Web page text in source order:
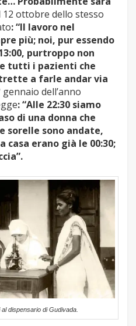
12 ottobre dello stesso
: “Il lavoro nel
più; noi, pur essendo
purtroppo non
tutti i pazienti che
a farle andar via
gennaio dell’anno
: “Alle 22:30 siamo
di una donna che
sorelle sono andate,
casa erano già le 00:30;
al dispensario di Gudivada.